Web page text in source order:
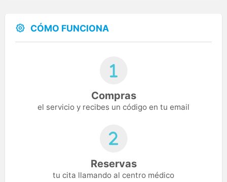
CÓMO FUNCIONA
Compras
el servicio y recibes un código en tu email
Reservas
tu cita llamando al centro médico